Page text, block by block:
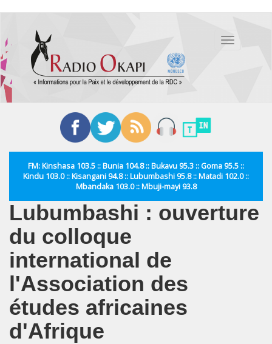
contenu
principal
Toggle
FM: Kinshasa 103.5 :: Bunia 104.8 :: Bukavu 95.3 :: Goma 95.5 ::
Kindu 103.0 :: Kisangani 94.8 :: Lubumbashi 95.8 :: Matadi 102.0 ::
Mbandaka 103.0 :: Mbuji-mayi 93.8
Lubumbashi : ouverture
du colloque
international de
l'Association des
études africaines
d'Afrique